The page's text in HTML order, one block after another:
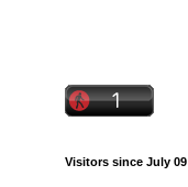
Visitors since July 09